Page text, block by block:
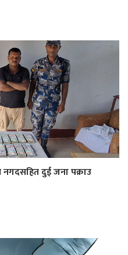
नगदसहित दुई जना पक्राउ